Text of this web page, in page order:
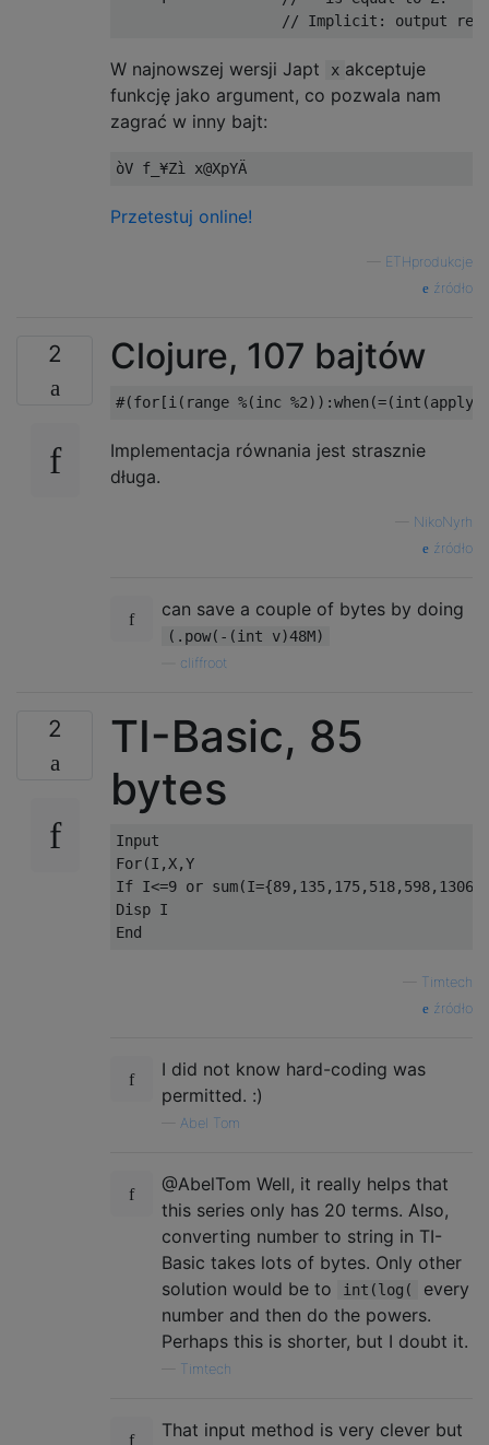
W najnowszej wersji Japt x akceptuje
funkcję jako argument, co pozwala nam
zagrać w inny bajt:
Przetestuj online!
ETHprodukcje
źródło
2 Clojure, 107 bajtów
Implementacja równania jest strasznie
długa.
NikoNyrh
źródło
can save a couple of bytes by doing
(.pow(-(int v)48M)
cliffroot
2
TI-Basic, 85
bytes
Input
For(I,X,Y
If I<=9 or
Disp I
Timtech
źródło
I did not know hard-coding was
permitted. :)
Abel Tom
@AbelTom Well, it really helps that
this series only has 20 terms. Also,
converting number to string in TI-
Basic takes lots of bytes. Only other
solution would be to
int(log(
every
number and then do the powers.
Perhaps this is shorter, but I doubt it.
Timtech
That input method is very clever but